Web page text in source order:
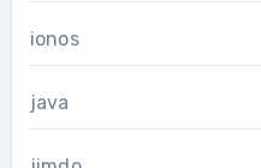
ionos
java